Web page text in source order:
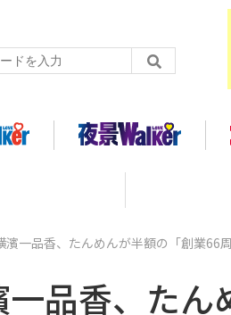
濱一品香、たんめんが半額の「創業66
品香、たん